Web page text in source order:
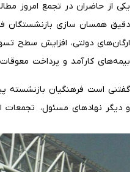
یکی از حاضران در تجمع امروز
دقیق همسان سازی بازنشستگان
ارگان‌های دولتی، افزایش سطح
بیمه‌های کارآمد و پرداخت
گفتنی است فرهنگیان بازنشسته
و دیگر نهادهای مسئول، تجمعات